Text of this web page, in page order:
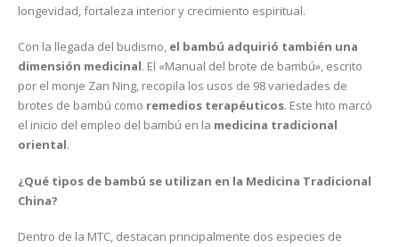
longevidad, fortaleza interior y crecimiento espiritual.
Con la llegada del budismo, el bambú adquirió también una
dimensión medicinal. El «Manual del brote de bambú», escrito
por el monje Zan Ning, recopila los usos de 98 variedades de
brotes de bambú como remedios terapéuticos. Este hito marcó
el inicio del empleo del bambú en la medicina tradicional
oriental.
¿Qué tipos de bambú se utilizan en la Medicina Tradicional
China?
Dentro de la MTC, destacan principalmente dos especies de